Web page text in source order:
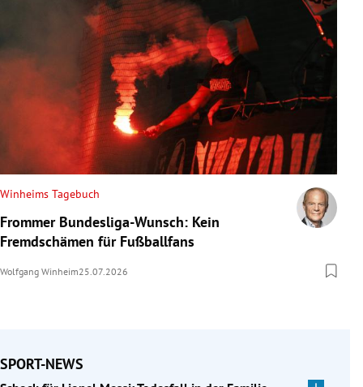
Winheims Tagebuch
Frommer Bundesliga-Wunsch: Kein
Fremdschämen für Fußballfans
Wolfgang Winheim25.07.2026
SPORT-NEWS